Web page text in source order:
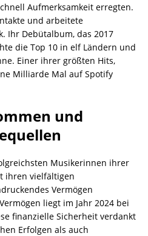
Aufmerksamkeit erregten.
und arbeitete
Ihr Debütalbum, das 2017
die Top 10 in elf Ländern und
Einer ihrer größten Hits,
Milliarde Mal auf Spotify
und
Musikerinnen ihrer
ihren vielfältigen
Vermögen
liegt im Jahr 2024 bei
finanzielle Sicherheit verdankt
Erfolgen als auch